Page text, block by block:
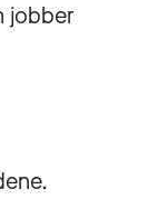
jobber